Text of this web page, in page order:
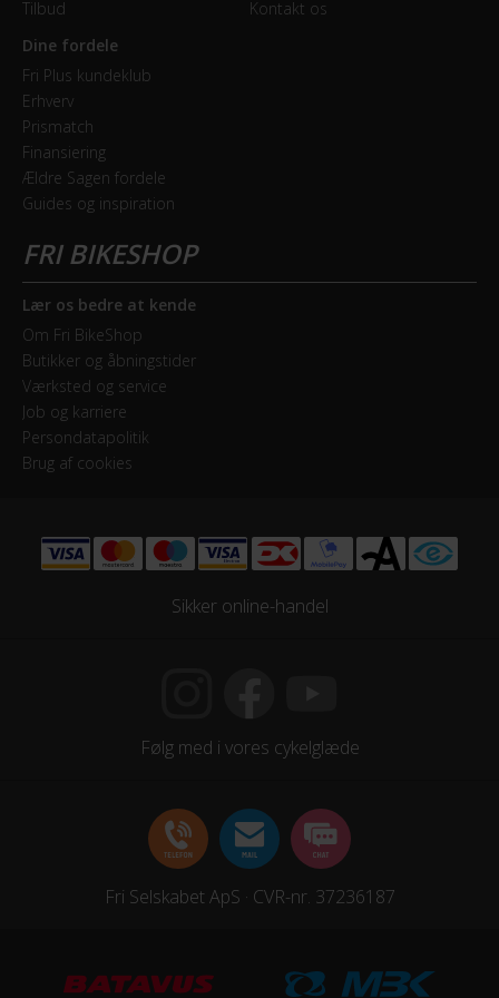
BREMSER
Bagbremse
Fodbremse
Forbremse
Mekanisk fælgbremse
ELCYKEL SYSTEM
Estimeret rækkevidde (km)
60 km - 80 km
Walk assist
Nej
Geartype
Tilbud
Kontakt os
Dine fordele
Fri Plus kundeklub
Erhverv
Prismatch
Finansiering
Ældre Sagen fordele
Guides og inspiration
Lær os bedre at kende
Om Fri BikeShop
Butikker og åbningstider
Værksted og service
Job og karriere
Persondatapolitik
Brug af cookies
Sikker online-handel
Følg med i vores cykelglæde
Fri Selskabet ApS · CVR-nr. 37236187